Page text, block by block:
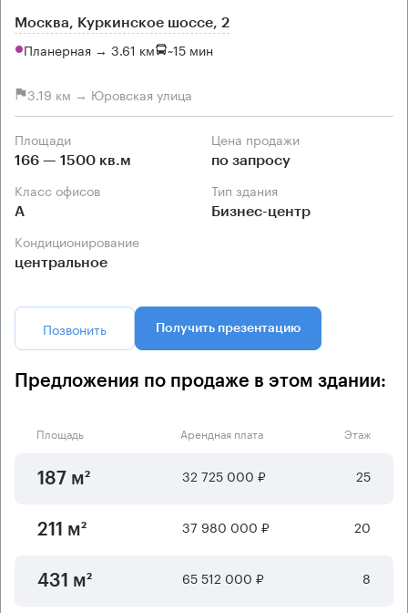
Москва, Куркинское шоссе, 2
Планерная → 3.61 км ~15 мин
3.19 км → Юровская улица
Площади
166 — 1500 кв.м
Цена продажи
по запросу
Класс офисов
А
Тип здания
Бизнес-центр
Кондиционирование
центральное
Позвонить Получить презентацию
Предложения по продаже в этом здании:
Площадь Арендная плата Этаж
187 м² 32 725 000 ₽ 25
211 м² 37 980 000 ₽ 20
431 м² 65 512 000 ₽ 8